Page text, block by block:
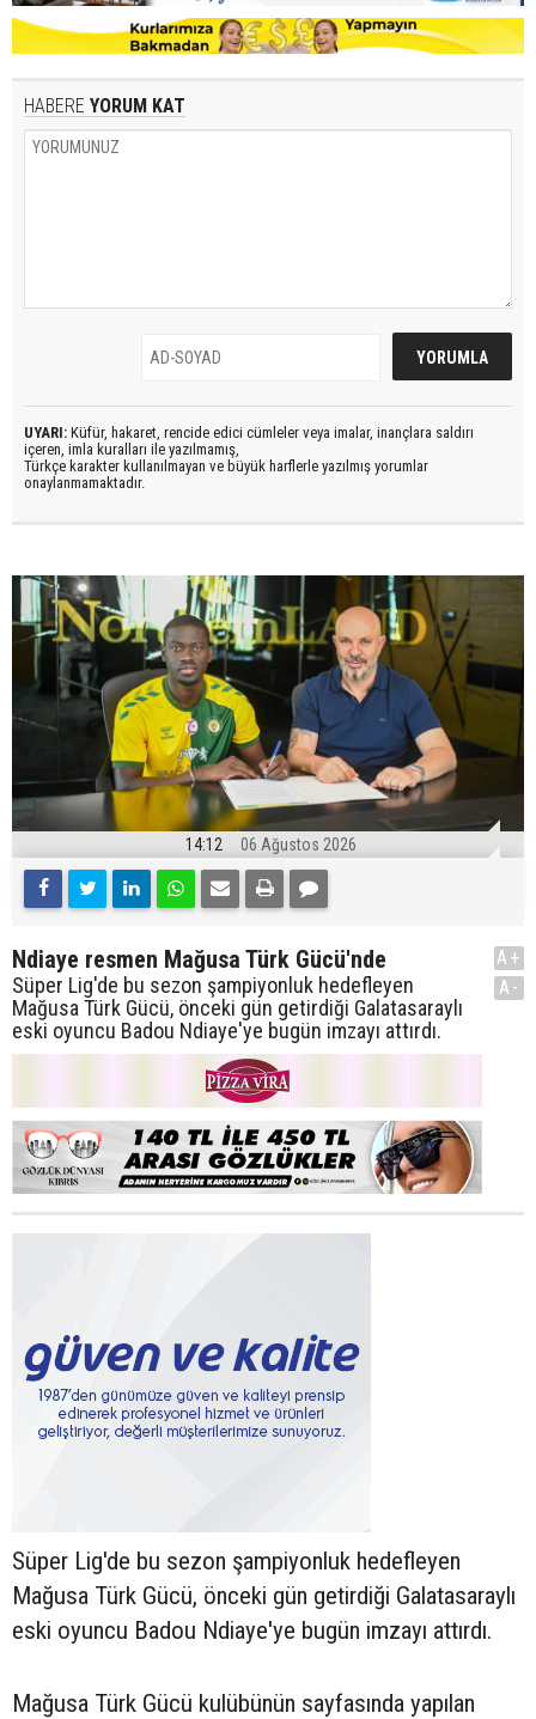
HABERE YORUM KAT
UYARI: Küfür, hakaret, rencide edici cümleler veya imalar, inançlara saldırı
içeren, imla kuralları ile yazılmamış,
Türkçe karakter kullanılmayan ve büyük harflerle yazılmış yorumlar
onaylanmamaktadır.
14:12 06 Ağustos 2026
Ndiaye resmen Mağusa Türk Gücü'nde
Süper Lig'de bu sezon şampiyonluk hedefleyen
Mağusa Türk Gücü, önceki gün getirdiği Galatasaraylı
eski oyuncu Badou Ndiaye'ye bugün imzayı attırdı.
A+
A-
Süper Lig'de bu sezon şampiyonluk hedefleyen
Mağusa Türk Gücü, önceki gün getirdiği Galatasaraylı
eski oyuncu Badou Ndiaye'ye bugün imzayı attırdı.
Mağusa Türk Gücü kulübünün sayfasında yapılan